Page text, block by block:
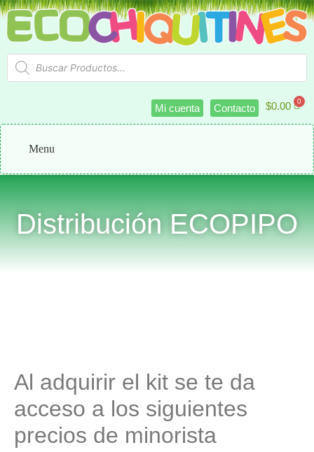
Mi cuenta Contacto $0.00
Menu
Distribución ECOPIPO
Al adquirir el kit se te da
acceso a los siguientes
precios de minorista